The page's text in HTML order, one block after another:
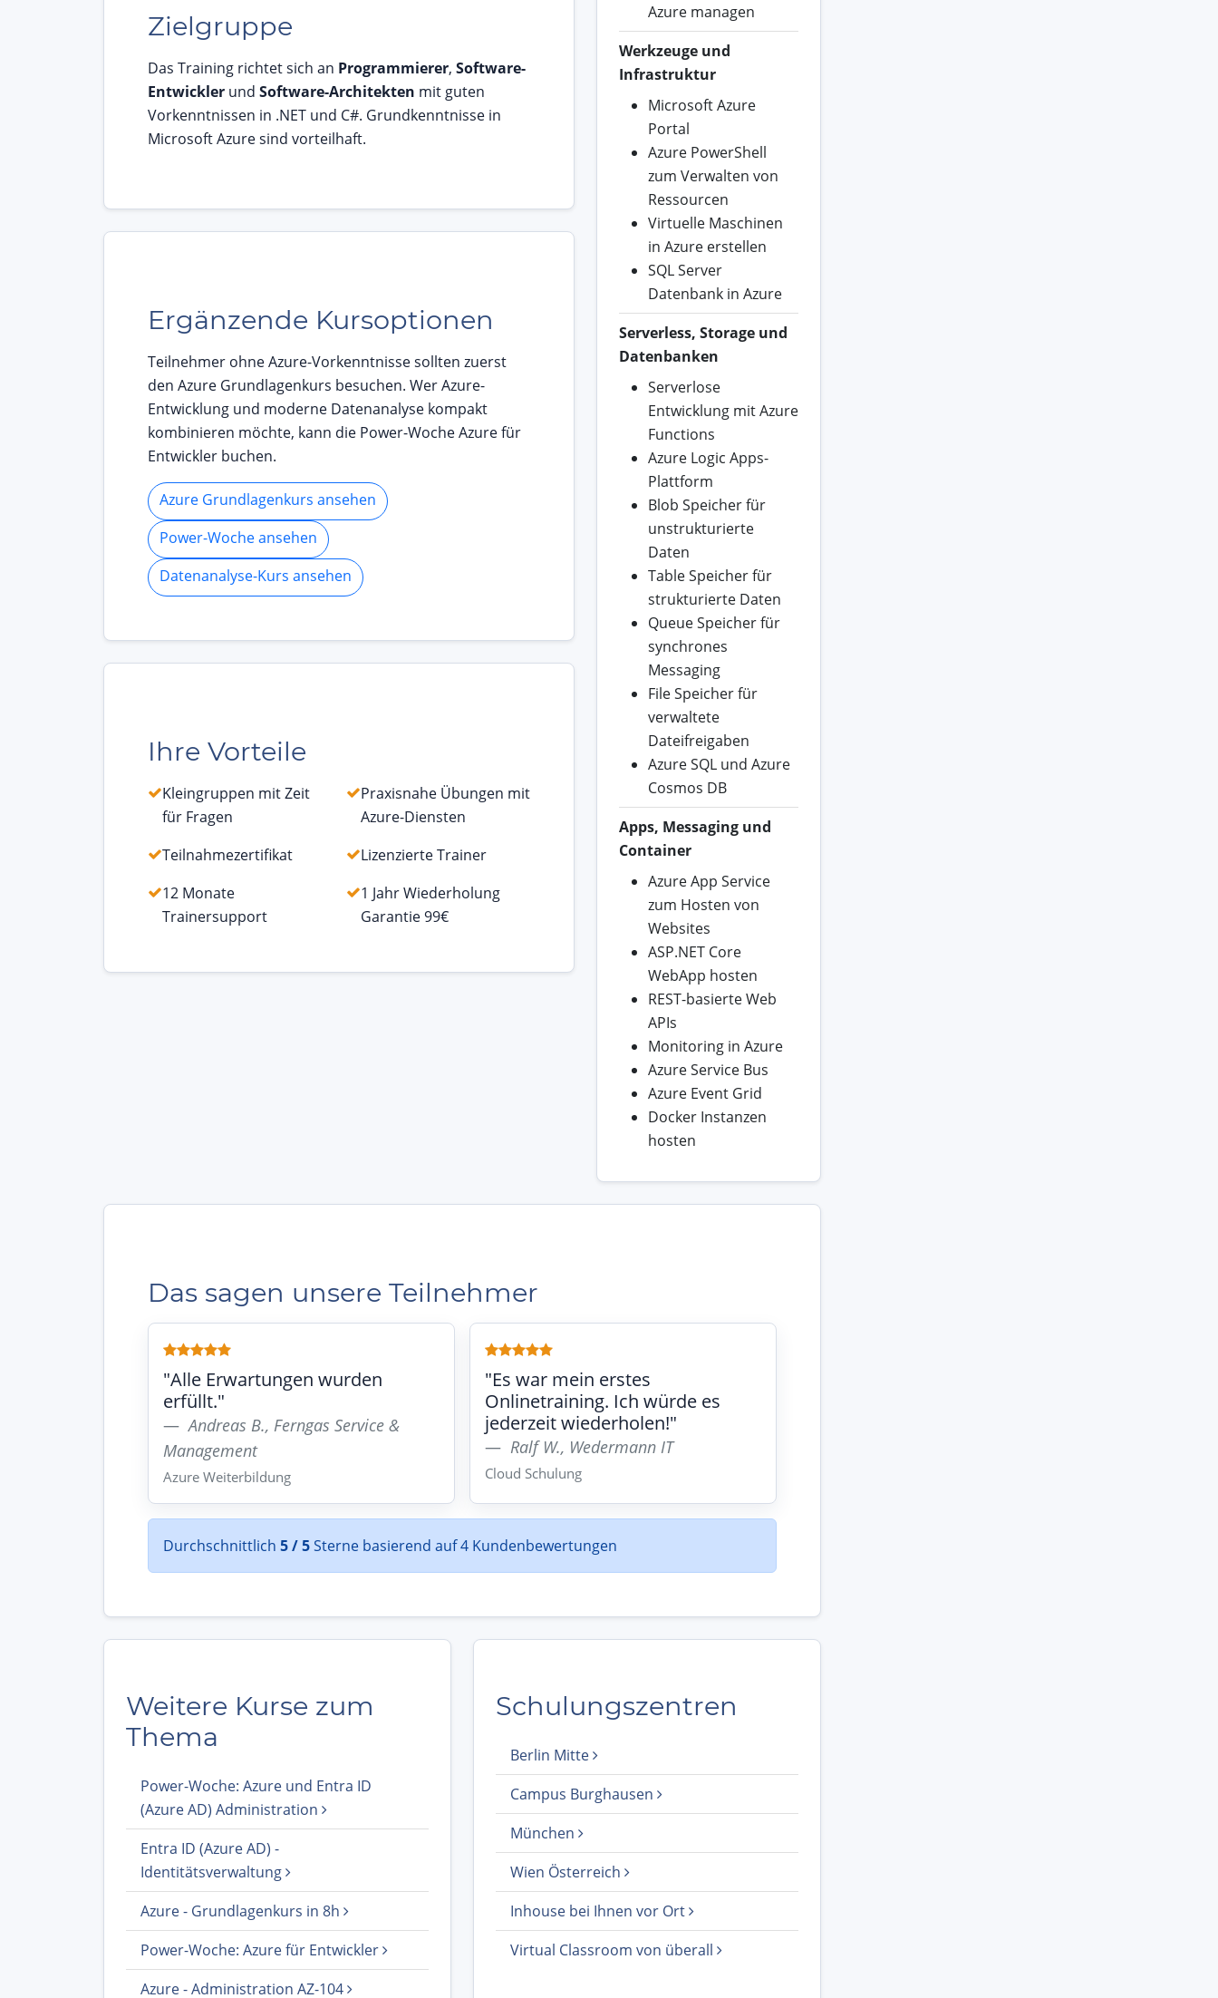
Zielgruppe
Das Training richtet sich an Programmierer, Software-
Entwickler und Software-Architekten mit guten
Vorkenntnissen in .NET und C#. Grundkenntnisse in
Microsoft Azure sind vorteilhaft.
Ergänzende Kursoptionen
Teilnehmer ohne Azure-Vorkenntnisse sollten zuerst
den Azure Grundlagenkurs besuchen. Wer Azure-
Entwicklung und moderne Datenanalyse kompakt
kombinieren möchte, kann die Power-Woche Azure für
Entwickler buchen.
Azure Grundlagenkurs ansehen
Power-Woche ansehen
Datenanalyse-Kurs ansehen
Ihre Vorteile
Kleingruppen mit Zeit
für Fragen
Praxisnahe Übungen mit
Azure-Diensten
Teilnahmezertifikat
Lizenzierte Trainer
12 Monate
Trainersupport
1 Jahr Wiederholung
Garantie 99€
Azure managen
Werkzeuge und
Infrastruktur
Microsoft Azure
Portal
Azure PowerShell
zum Verwalten von
Ressourcen
Virtuelle Maschinen
in Azure erstellen
SQL Server
Datenbank in Azure
Serverless, Storage und
Datenbanken
Serverlose
Entwicklung mit Azure
Functions
Azure Logic Apps-
Plattform
Blob Speicher für
unstrukturierte
Daten
Table Speicher für
strukturierte Daten
Queue Speicher für
synchrones
Messaging
File Speicher für
verwaltete
Dateifreigaben
Azure SQL und Azure
Cosmos DB
Apps, Messaging und
Container
Azure App Service
zum Hosten von
Websites
ASP.NET Core
WebApp hosten
REST-basierte Web
APIs
Monitoring in Azure
Azure Service Bus
Azure Event Grid
Docker Instanzen
hosten
Das sagen unsere Teilnehmer
"Alle Erwartungen wurden
erfüllt."
Andreas B., Ferngas Service &
Management
Azure Weiterbildung
"Es war mein erstes
Onlinetraining. Ich würde es
jederzeit wiederholen!"
Ralf W., Wedermann IT
Cloud Schulung
Durchschnittlich 5 / 5Sterne basierend auf 4 Kundenbewertungen
Weitere Kurse zum
Thema
Power-Woche: Azure und Entra ID
(Azure AD) Administration
Entra ID (Azure AD) -
Identitätsverwaltung
Azure - Grundlagenkurs in 8h
Power-Woche: Azure für Entwickler
Azure - Administration AZ-104
Schulungszentren
Berlin Mitte
Campus Burghausen
München
Wien Österreich
Inhouse bei Ihnen vor Ort
Virtual Classroom von überall